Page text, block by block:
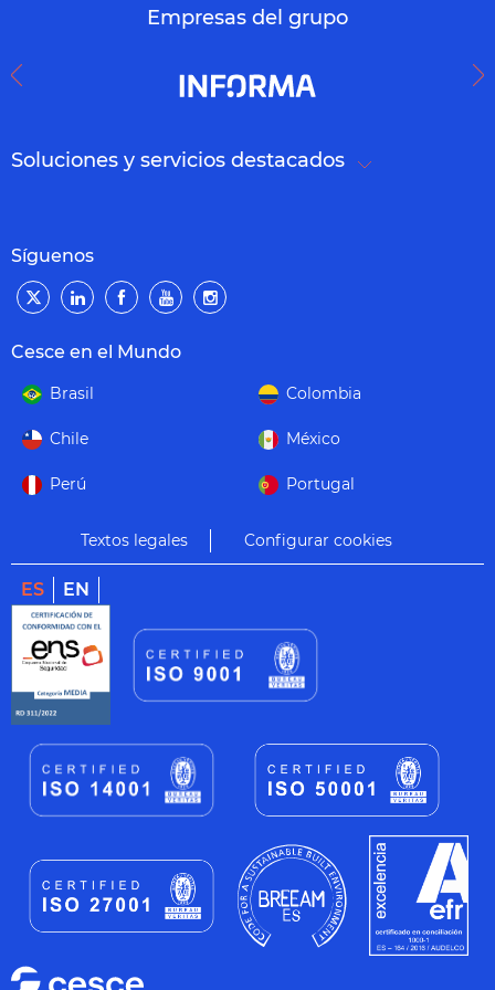
Empresas del grupo
Soluciones y servicios destacados
Síguenos
Cesce en el Mundo
Brasil Colombia
Chile México
Perú Portugal
Textos legales Configurar cookies
ES EN